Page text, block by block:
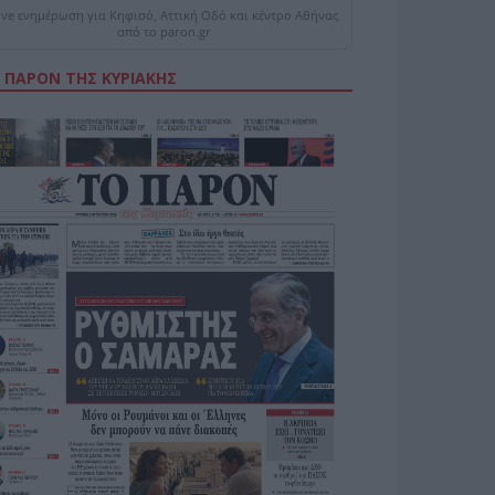
ενημέρωση για Κηφισό, Αττική Οδό και κέντρο Αθήνας
από το paron.gr
ΤΗΣ ΚΥΡΙΑΚΗΣ